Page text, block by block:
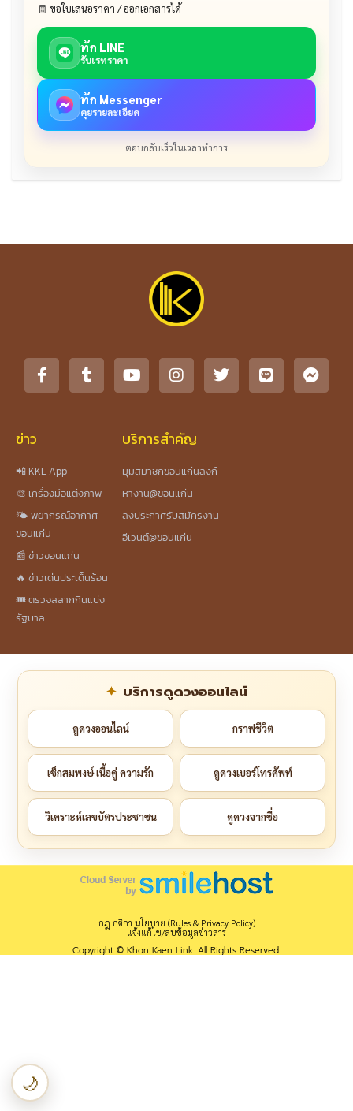
🧾 ขอใบเสนอราคา / ออกเอกสารได้
ทัก LINE
รับเรทราคา
ทัก Messenger
คุยรายละเอียด
ตอบกลับเร็วในเวลาทำการ
ข่าว
📲 KKL App
🎨 เครื่องมือแต่งภาพ
🌤️ พยากรณ์อากาศ
ขอนแก่น
📰 ข่าวขอนแก่น
🔥 ข่าวเด่นประเด็นร้อน
🎟️ ตรวจสลากกินแบ่ง
รัฐบาล
บริการสำคัญ
มุมสมาชิกขอนแก่นลิงก์
หางาน@ขอนแก่น
ลงประกาศรับสมัครงาน
อีเวนต์@ขอนแก่น
บริการดูดวงออนไลน์
ดูดวงออนไลน์ กราฟชีวิต
เช็กสมพงษ์ เนื้อคู่ ความรัก ดูดวงเบอร์โทรศัพท์
วิเคราะห์เลขบัตรประชาชน ดูดวงจากชื่อ
กฎ กติกา นโยบาย (Rules & Privacy Policy)
แจ้งแก้ไข/ลบข้อมูลข่าวสาร
Copyright © Khon Kaen Link. All Rights Reserved.
🌙เปลี่ยนเป็นโหมดกลางคืน